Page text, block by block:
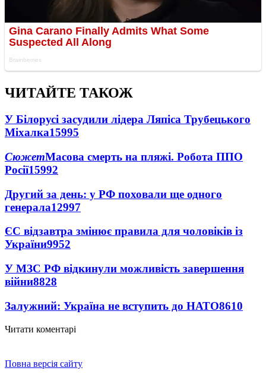
ЧИТАЙТЕ ТАКОЖ
У Білорусі засудили лідера Ляпіса Трубецького
Міхалка15995
СюжетМасова смерть на пляжі. Робота ППО
Росії15992
Другий за день: у РФ поховали ще одного
генерала12997
ЄС відзавтра змінює правила для чоловіків із
України9952
У МЗС РФ відкинули можливість завершення
війни8828
Залужний: Україна не вступить до НАТО8610
Читати коментарі
Повна версія сайту